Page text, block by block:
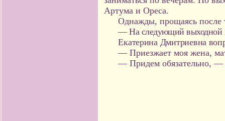
Артума и Ореса.
Однажды, прощаясь после
— На следующий выходной
Екатерина Дмитриевна
— Приезжает моя жена,
— Придем обязательно, —